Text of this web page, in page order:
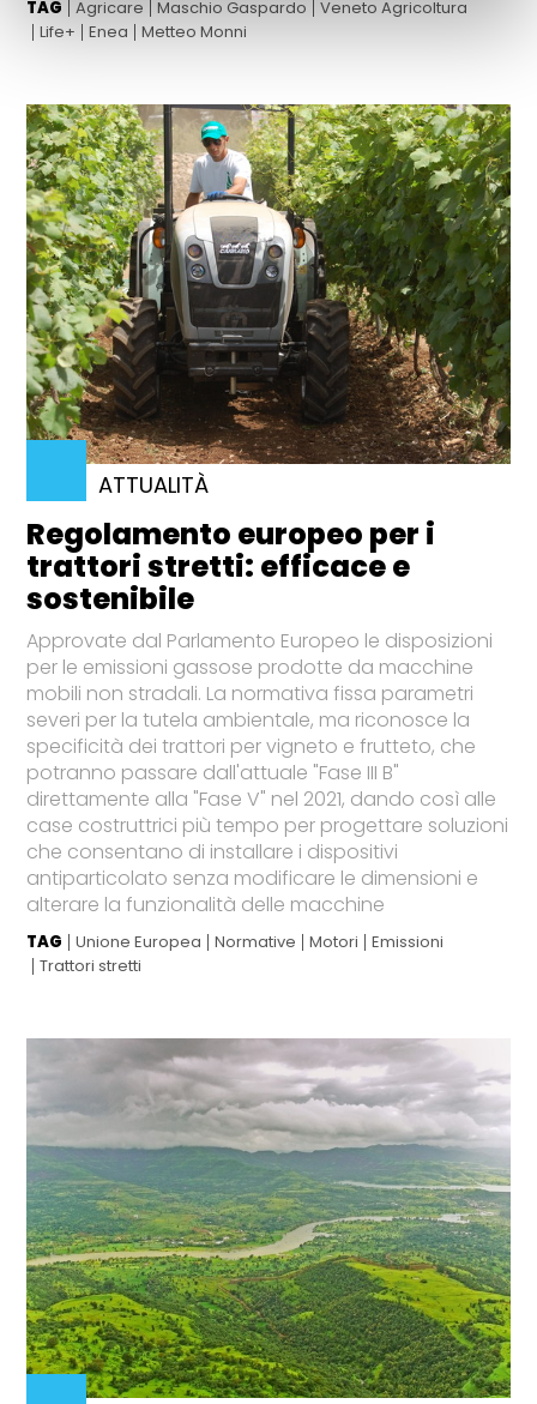
TAG Agricare Maschio Gaspardo
Veneto Agricoltura
Life+
Enea Metteo Monni
ATTUALITÀ
Regolamento europeo per i
trattori stretti: efficace e
sostenibile
Approvate dal Parlamento Europeo le disposizioni
per le emissioni gassose prodotte da macchine
mobili non stradali. La normativa fissa parametri
severi per la tutela ambientale, ma riconosce la
specificità dei trattori per vigneto e frutteto, che
potranno passare dall'attuale "Fase III B"
direttamente alla "Fase V" nel 2021, dando così alle
case costruttrici più tempo per progettare soluzioni
che consentano di installare i dispositivi
antiparticolato senza modificare le dimensioni e
alterare la funzionalità delle macchine
TAG Unione Europea Normative Motori
Emissioni
Trattori stretti